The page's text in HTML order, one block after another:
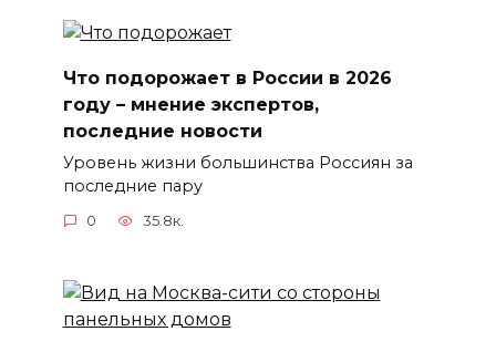
Что подорожает в России в 2026
году – мнение экспертов,
последние новости
Уровень жизни большинства Россиян за
последние пару
0 35.8к.